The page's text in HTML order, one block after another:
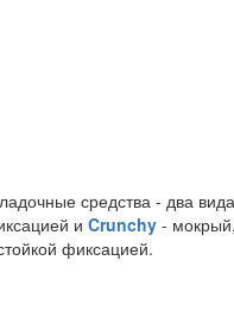
средства - два
и Crunchy -
фиксацией.